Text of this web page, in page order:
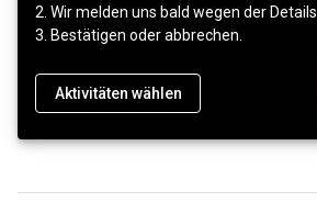
2. Wir melden uns bald wegen der Details.
3. Bestätigen oder abbrechen.
Aktivitäten wählen